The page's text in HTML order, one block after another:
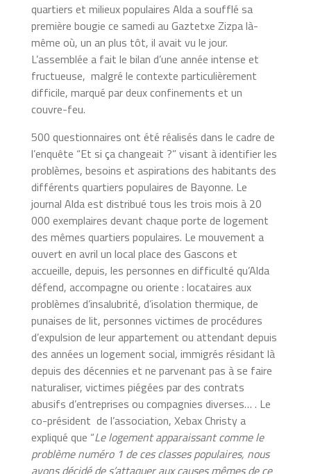
quartiers et milieux populaires Alda a soufflé sa
première bougie ce samedi au Gaztetxe Zizpa là-
même où, un an plus tôt, il avait vu le jour.
L’assemblée a fait le bilan d’une année intense et
fructueuse, malgré le contexte particulièrement
difficile, marqué par deux confinements et un
couvre-feu.
500 questionnaires ont été réalisés dans le cadre de
l’enquête “Et si ça changeait ?” visant à identifier les
problèmes, besoins et aspirations des habitants des
différents quartiers populaires de Bayonne. Le
journal Alda est distribué tous les trois mois à 20
000 exemplaires devant chaque porte de logement
des mêmes quartiers populaires. Le mouvement a
ouvert en avril un local place des Gascons et
accueille, depuis, les personnes en difficulté qu’Alda
défend, accompagne ou oriente : locataires aux
problèmes d’insalubrité, d’isolation thermique, de
punaises de lit, personnes victimes de procédures
d’expulsion de leur appartement ou attendant depuis
des années un logement social, immigrés résidant là
depuis des décennies et ne parvenant pas à se faire
naturaliser, victimes piégées par des contrats
abusifs d’entreprises ou compagnies diverses… . Le
co-président de l’association, Xebax Christy a
expliqué que “Le logement apparaissant comme le
problème numéro 1 de ces classes populaires, nous
avons décidé de s’attaquer aux causes mêmes de ce